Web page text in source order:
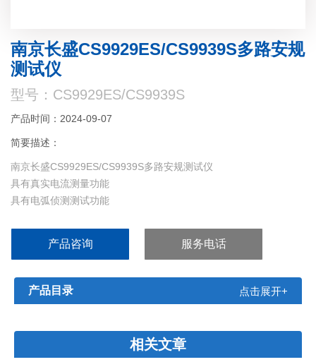
南京长盛CS9929ES/CS9939S多路安规
测试仪
型号：CS9929ES/CS9939S
产品时间：2024-09-07
简要描述：
南京长盛CS9929ES/CS9939S多路安规测试仪
具有真实电流测量功能
具有电弧侦测测试功能
绝缘电阻具有量程保持功能，可提高工作效率
测试步
标配PLC接口，选配RS232C、RS485、USB、GPIB接口
产品咨询 服务电话
产品目录 点击展开+
相关文章